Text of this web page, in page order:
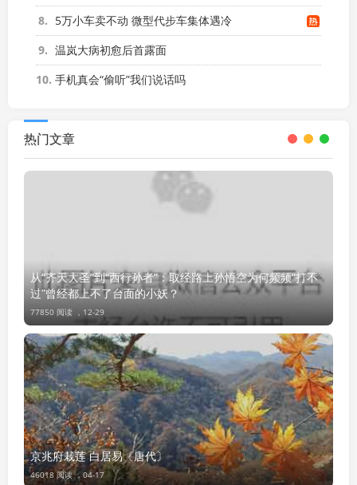
8
5万小车卖不动 微型代步车集体遇冷
9
温岚大病初愈后首露面
10 手机真会“偷听”我们说话吗
热门文章
从“齐天大圣”到“西行孙者”：取经路上孙悟空为何频频“打不
过”曾经都上不了台面的小妖？
77850 阅读 ， 12-29
京兆府栽莲 白居易〔唐代〕
46018 阅读 ， 04-17